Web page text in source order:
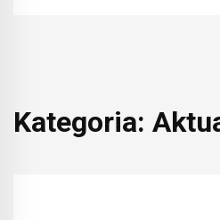
Kategoria: